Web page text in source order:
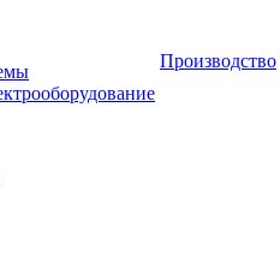
Производство